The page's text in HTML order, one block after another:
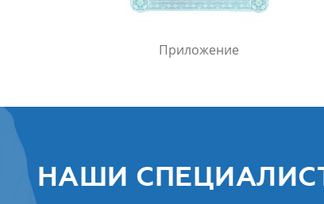
Приложение
НАШИ